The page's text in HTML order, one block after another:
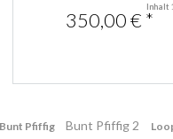
Inhalt
350,00 € *
Bunt Pfiffig Bunt Pfiffig 2